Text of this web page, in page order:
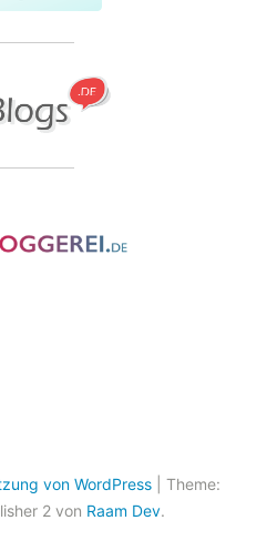
von WordPress
Theme:
2 von Raam Dev.